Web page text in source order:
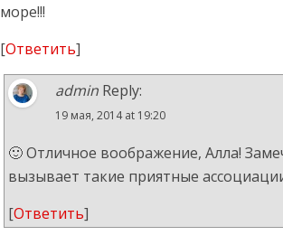
море!!!
[Ответить]
admin Reply:
19 мая, 2014 at 19:20
🙂 Отличное воображение, Алла!
вызывает такие приятные
[Ответить]